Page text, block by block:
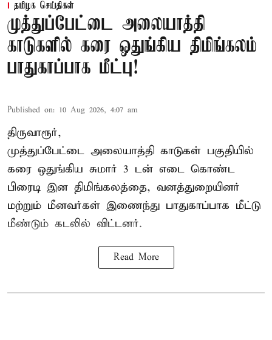
தமிழக செய்திகள்
முத்துப்பேட்டை அலையாத்தி
காடுகளில் கரை ஒதுங்கிய திமிங்கலம்
பாதுகாப்பாக மீட்பு!
Published on: 10 Aug 2026, 4:07 am
திருவாரூர்,
முத்துப்பேட்டை அலையாத்தி காடுகள் பகுதியில்
கரை ஒதுங்கிய சுமார் 3 டன் எடை கொண்ட
பிரைடி இன திமிங்கலத்தை, வனத்துறையினர்
மற்றும் மீனவர்கள் இணைந்து பாதுகாப்பாக மீட்டு
மீண்டும் கடலில் விட்டனர்.
Read More